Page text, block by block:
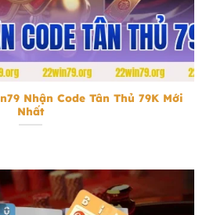
thủ 79k
Nhận Code Tân Thủ 79K Mới
Nhất